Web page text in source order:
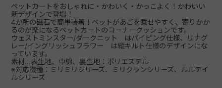
ペットカートをおしゃれに・かわいく・かっこよく！かわいい
新デザインで登場！
4か所の磁石で簡単装着！ペットがあごを乗せやすく、寄りかか
るのが楽になるペットカートのコーナークッションです。
ウェストミンスター/ダークニット はパイピング仕様、リナグ
レー/イングリッシュフラワー は縦キルト仕様のデザインにな
っています。
素材…表生地、中綿、裏生地：ポリエステル
※対応機種：ミリミリシリーズ、ミリクランシリーズ、ルルテイ
ルシリーズ